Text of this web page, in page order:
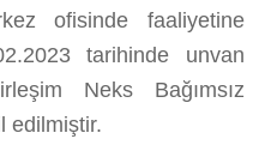
ofisinde faaliyetine
tarihinde unvan
Neks Bağımsız
edilmiştir.